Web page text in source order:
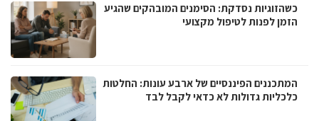
כשהזוגיות נסדקת: הסימנים המובהקים שהגיע
הזמן לפנות לטיפול מקצועי
המתכננים הפיננסיים של ארבע עונות: החלטות
כלכליות גדולות לא כדאי לקבל לבד